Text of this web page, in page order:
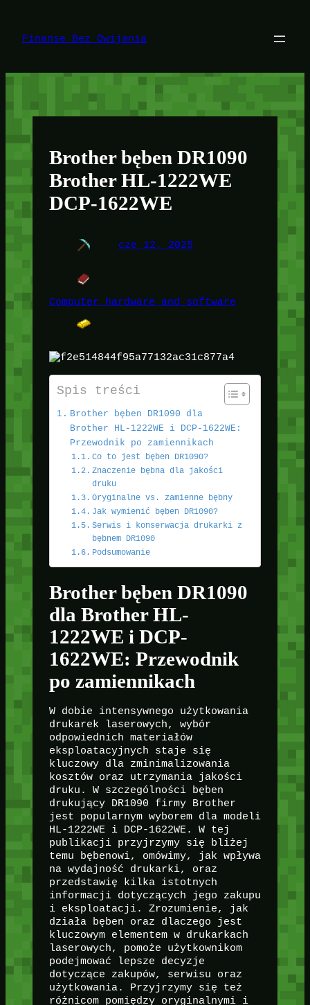
treści
Finanse Bez Owijania
Brother bęben DR1090
Brother HL-1222WE
DCP-1622WE
cze 12, 2025
Computer hardware and software
Spis treści
Brother bęben DR1090 dla
Brother HL-1222WE i DCP-1622WE:
Przewodnik po zamiennikach
Co to jest bęben DR1090?
Znaczenie bębna dla jakości
druku
Oryginalne vs. zamienne bębny
Jak wymienić bęben DR1090?
Serwis i konserwacja drukarki z
bębnem DR1090
Podsumowanie
Brother bęben DR1090
dla Brother HL-
1222WE i DCP-
1622WE: Przewodnik
po zamiennikach
W dobie intensywnego użytkowania
drukarek laserowych, wybór
odpowiednich materiałów
eksploatacyjnych staje się
kluczowy dla zminimalizowania
kosztów oraz utrzymania jakości
druku. W szczególności bęben
drukujący DR1090 firmy Brother
jest popularnym wyborem dla modeli
HL-1222WE i DCP-1622WE. W tej
publikacji przyjrzymy się bliżej
temu bębenowi, omówimy, jak wpływa
na wydajność drukarki, oraz
przedstawię kilka istotnych
informacji dotyczących jego zakupu
i eksploatacji. Zrozumienie, jak
działa bęben oraz dlaczego jest
kluczowym elementem w drukarkach
laserowych, pomoże użytkownikom
podejmować lepsze decyzje
dotyczące zakupów, serwisu oraz
użytkowania. Przyjrzymy się też
różnicom pomiędzy oryginalnymi i